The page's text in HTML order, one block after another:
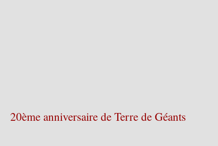
20ème anniversaire de Terre de Géants